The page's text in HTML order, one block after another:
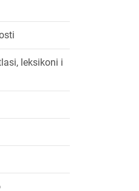
leksikoni i